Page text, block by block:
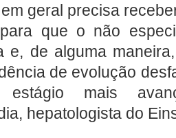
geral precisa
que o não
e, de alguma
de evolução
mais
hepatologista do